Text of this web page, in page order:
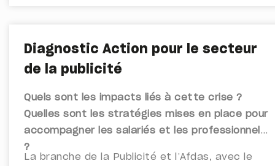
accompagnement de la montée en
compétence ou de la mobilité, et préparation
Diagnostic Action pour le secteur
de la publicité
Quels sont les impacts liés à cette crise ?
Quelles sont les stratégies mises en place pour
accompagner les salariés et les professionnels
?
La branche de la Publicité et l’Afdas, avec le